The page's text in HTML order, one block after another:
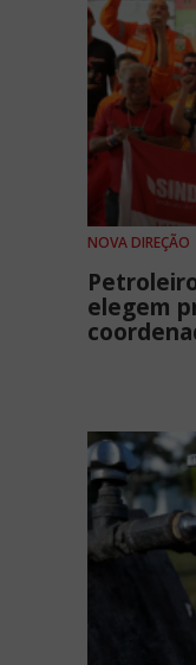
NOVA DIREÇÃO
elegem